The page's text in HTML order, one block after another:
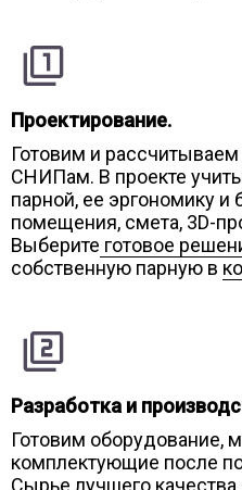
Проектирование.
Готовим и рассчитываем
СНИПам. В проекте
парной, ее эргономику
помещения, смета, 3D-
Выберите готовое
собственную парную в
Разработка и
Готовим оборудование,
комплектующие после
Сырье лучшего